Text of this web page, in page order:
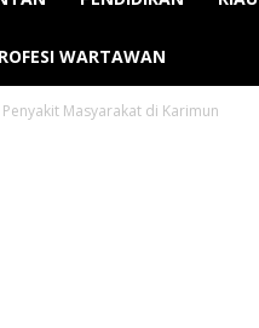
WARTAWAN
Masyarakat di Karimun